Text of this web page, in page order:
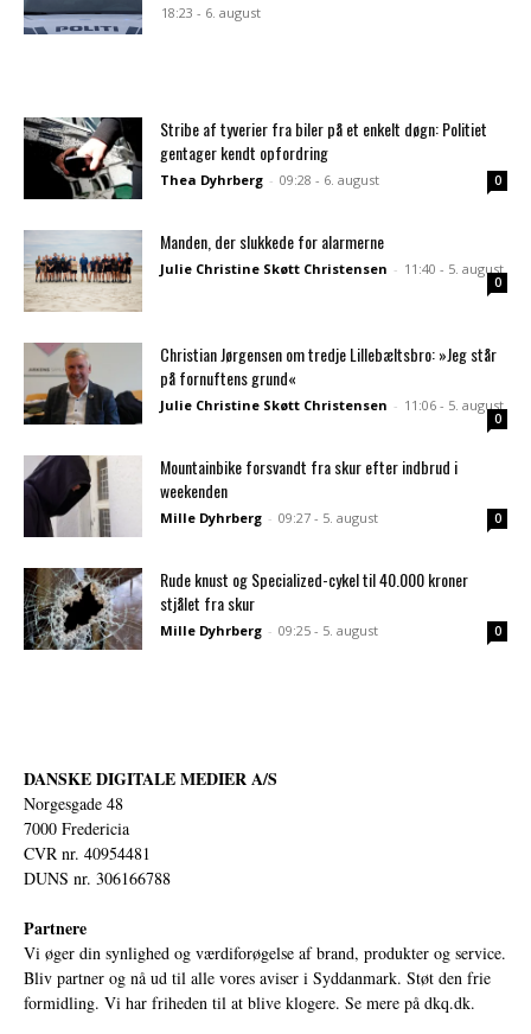
18:23 - 6. august
Stribe af tyverier fra biler på et enkelt døgn: Politiet
gentager kendt opfordring
Thea Dyhrberg - 09:28 - 6. august 0
Manden, der slukkede for alarmerne
Julie Christine Skøtt Christensen - 11:40 - 5. august
0
Christian Jørgensen om tredje Lillebæltsbro: »Jeg står
på fornuftens grund«
Julie Christine Skøtt Christensen - 11:06 - 5. august
0
Mountainbike forsvandt fra skur efter indbrud i
weekenden
Mille Dyhrberg - 09:27 - 5. august 0
Rude knust og Specialized-cykel til 40.000 kroner
stjålet fra skur
Mille Dyhrberg - 09:25 - 5. august 0
DANSKE DIGITALE MEDIER A/S
Norgesgade 48
7000 Fredericia
CVR nr. 40954481
DUNS nr. 306166788
Partnere
Vi øger din synlighed og værdiforøgelse af brand, produkter og service.
Bliv partner og nå ud til alle vores aviser i Syddanmark. Støt den frie
formidling. Vi har friheden til at blive klogere. Se mere på dkq.dk.